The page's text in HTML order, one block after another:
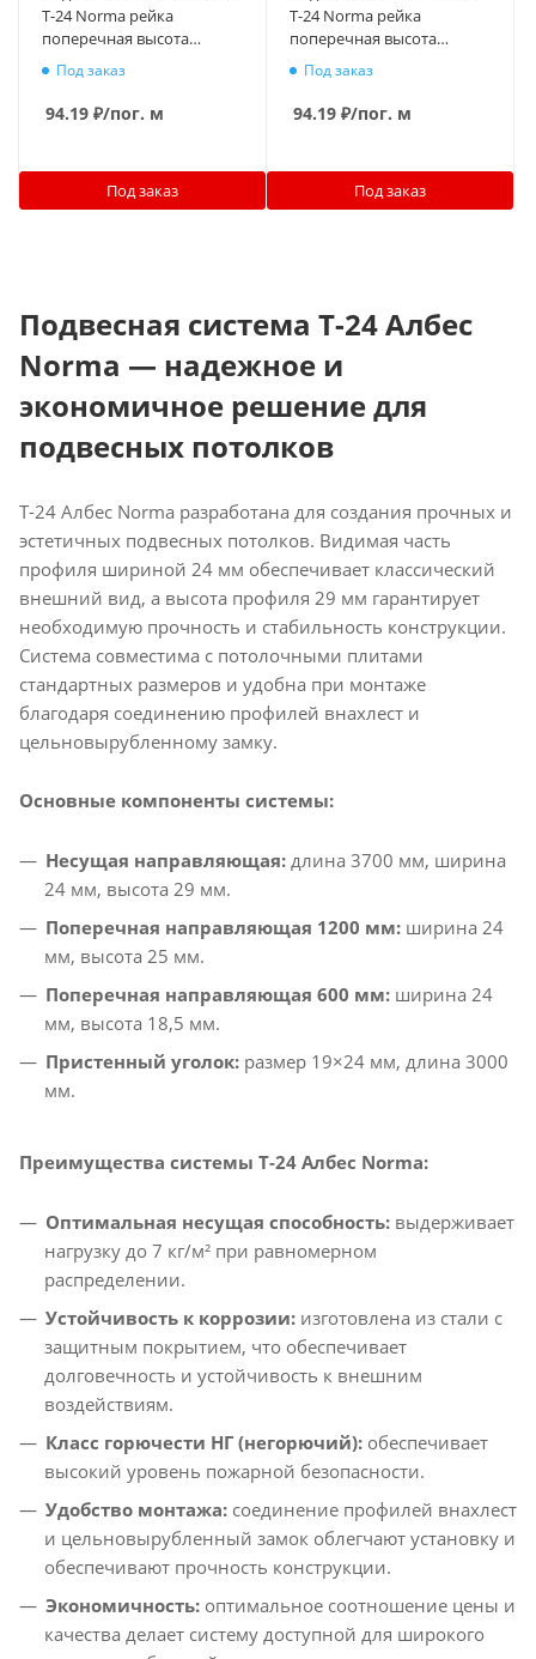
T-24 Norma рейка
поперечная высота
профиля 25мм, длина
1200мм, золото
Под заказ
94.19 ₽/пог. м
Под заказ
T-24 Norma рейка
поперечная высота
профиля 18.5мм, длина
600мм, золото
Под заказ
94.19 ₽/пог. м
Под заказ
Подвесная система T-24 Албес
Norma — надежное и
экономичное решение для
подвесных потолков
T-24 Албес Norma разработана для создания прочных и
эстетичных подвесных потолков. Видимая часть
профиля шириной 24 мм обеспечивает классический
внешний вид, а высота профиля 29 мм гарантирует
необходимую прочность и стабильность конструкции.
Система совместима с потолочными плитами
стандартных размеров и удобна при монтаже
благодаря соединению профилей внахлест и
цельновырубленному замку.​
Основные компоненты системы:
Несущая направляющая: длина 3700 мм, ширина
24 мм, высота 29 мм.​
Поперечная направляющая 1200 мм: ширина 24
мм, высота 25 мм.​
Поперечная направляющая 600 мм: ширина 24
мм, высота 18,5 мм.​
Пристенный уголок: размер 19×24 мм, длина 3000
мм.​
Преимущества системы T-24 Албес Norma:
Оптимальная несущая способность: выдерживает
нагрузку до 7 кг/м² при равномерном
распределении.​
Устойчивость к коррозии: изготовлена из стали с
защитным покрытием, что обеспечивает
долговечность и устойчивость к внешним
воздействиям.​
Класс горючести НГ (негорючий): обеспечивает
высокий уровень пожарной безопасности.
Удобство монтажа: соединение профилей внахлест
и цельновырубленный замок облегчают установку и
обеспечивают прочность конструкции.​
Экономичность: оптимальное соотношение цены и
качества делает систему доступной для широкого